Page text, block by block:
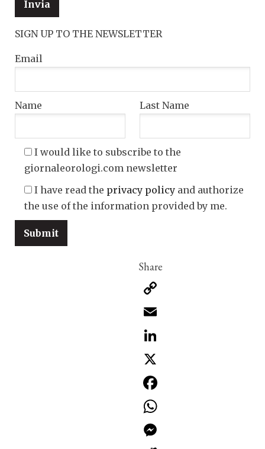
SIGN UP TO THE NEWSLETTER
Email
Name Last Name
I would like to subscribe to the
giornaleorologi.com newsletter
I have read the privacy policy and authorize
the use of the information provided by me.